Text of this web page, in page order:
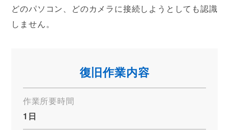
どのパソコン、どのカメラに接続しようとしても認識
しません。
復旧作業内容
作業所要時間
1日